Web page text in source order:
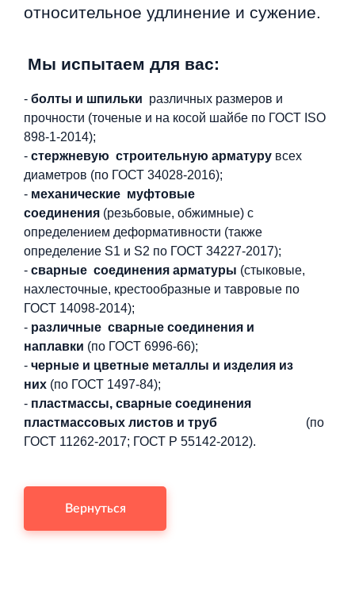
Несъёмная опалубка из щепоцементных плит
Научно‐исследовательский институт
ЛЕННИИПРОЕКТ
Проектный институт по жилищно‐гражданскому
строительству
Торговый комплекс НОРД в Кингисеппе
относительное удлинение и сужение.
Мы испытаем для вас:
- болты и шпильки различных размеров и
прочности (точеные и на косой шайбе по ГОСТ ISO
898-1-2014);
- стержневую строительную арматуру всех
диаметров (по ГОСТ 34028-2016);
- механические муфтовые
соединения (резьбовые, обжимные) с
определением деформативности (также
определение S1 и S2 по ГОСТ 34227-2017);
- сварные соединения арматуры (стыковые,
нахлесточные, крестообразные и тавровые по
ГОСТ 14098-2014);
- различные сварные соединения и
наплавки (по ГОСТ 6996-66);
- черные и цветные металлы и изделия из
них (по ГОСТ 1497-84);
- пластмассы, сварные соединения
пластмассовых листов и труб (по
ГОСТ 11262-2017; ГОСТ Р 55142-2012).
Вернуться